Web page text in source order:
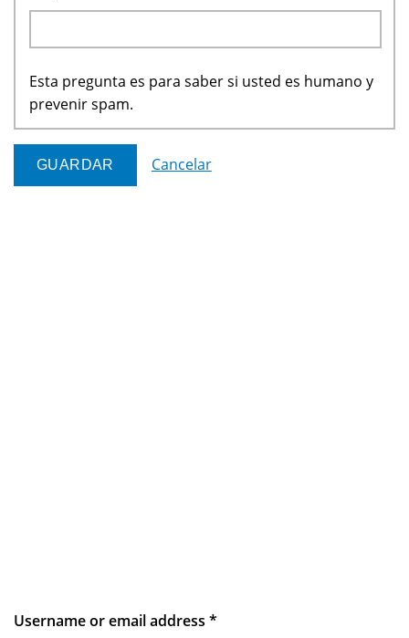
Esta pregunta es para saber si usted es humano y
prevenir spam.
Cancelar
Username or email address *